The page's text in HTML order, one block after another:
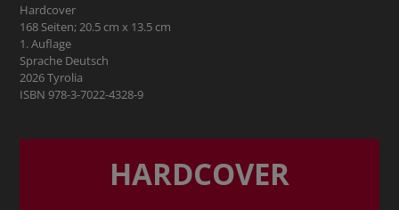
Hardcover
168 Seiten; 20.5 cm x 13.5 cm
1. Auflage
Sprache Deutsch
2026 Tyrolia
ISBN 978-3-7022-4328-9
HARDCOVER